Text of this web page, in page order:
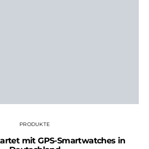
PRODUKTE
mit GPS-Smartwatches in